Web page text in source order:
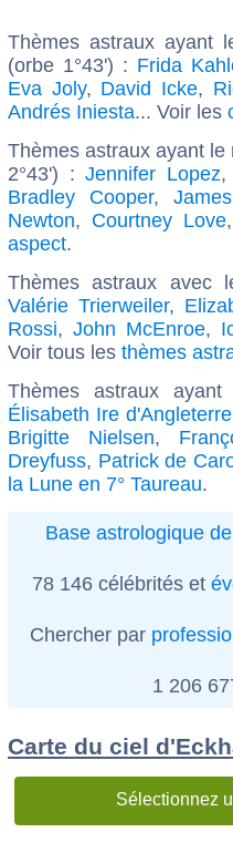
Thèmes astraux ayant
(orbe 1°43') : Frida
Eva Joly, David Icke,
Andrés Iniesta... Voir les
Thèmes astraux ayant
2°43') :Jennifer Lopez
Bradley Cooper,
Newton, Courtney Love
aspect.
Thèmes astraux avec
Valérie Trierweiler,
Rossi, John McEnroe,
Voir tous les thèmes
Thèmes astraux
Élisabeth Ire d'Angleterre
Brigitte Nielsen,
Dreyfuss, Patrick de
la Lune en 7° Taureau.
Base astrologique
78 146 célébrités et
Chercher par
1 206
Carte du ciel
Sélectionnez